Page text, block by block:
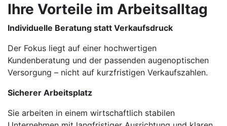
Ihre Vorteile im Arbeitsalltag
Individuelle Beratung statt Verkaufsdruck
Der Fokus liegt auf einer hochwertigen
Kundenberatung und der passenden augenoptischen
Versorgung – nicht auf kurzfristigen Verkaufszahlen.
Sicherer Arbeitsplatz
Sie arbeiten in einem wirtschaftlich stabilen